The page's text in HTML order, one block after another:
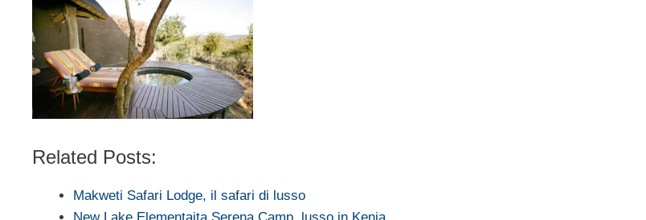
Related Posts:
Makweti Safari Lodge, il safari di lusso